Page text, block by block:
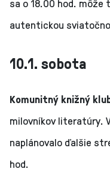
sa o 18.00 hod.
autentickou
10.1. sobota
Komunitný knižný
milovníkov literatúry.
naplánovalo ďalšie
hod.